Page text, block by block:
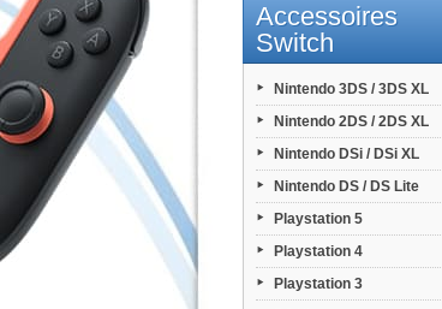
Accessoires
Switch
Nintendo 3DS / 3DS XL
Nintendo 2DS / 2DS XL
Nintendo DSi / DSi XL
Nintendo DS / DS Lite
Playstation 5
Playstation 4
Playstation 3